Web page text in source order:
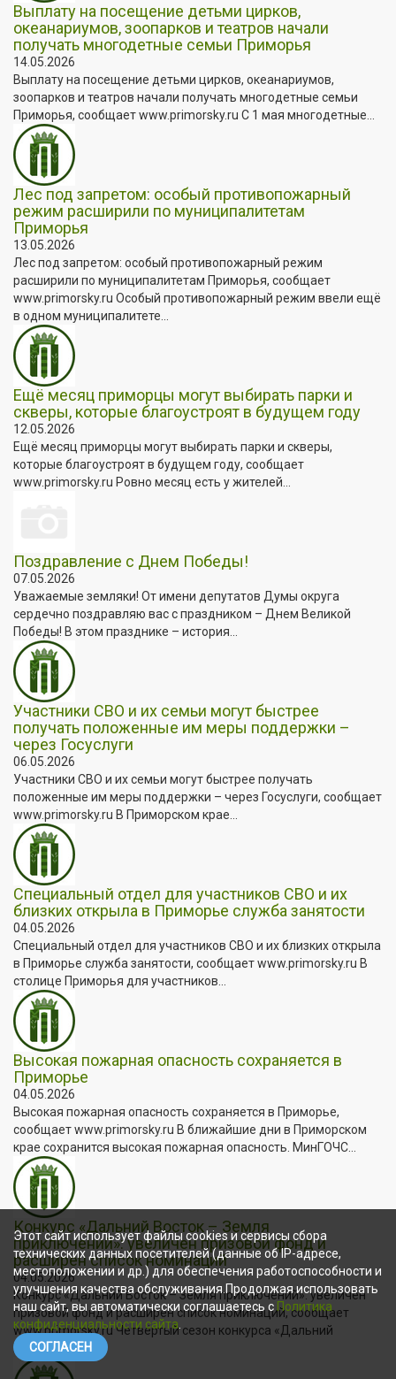
Выплату на посещение детьми цирков,
океанариумов, зоопарков и театров начали
получать многодетные семьи Приморья
14.05.2026
Выплату на посещение детьми цирков, океанариумов,
зоопарков и театров начали получать многодетные семьи
Приморья, сообщает www.primorsky.ru С 1 мая многодетные...
Лес под запретом: особый противопожарный
режим расширили по муниципалитетам
Приморья
13.05.2026
Лес под запретом: особый противопожарный режим
расширили по муниципалитетам Приморья, сообщает
www.primorsky.ru Особый противопожарный режим ввели ещё
в одном муниципалитете...
Ещё месяц приморцы могут выбирать парки и
скверы, которые благоустроят в будущем году
12.05.2026
Ещё месяц приморцы могут выбирать парки и скверы,
которые благоустроят в будущем году, сообщает
www.primorsky.ru Ровно месяц есть у жителей...
Поздравление с Днем Победы!
07.05.2026
Уважаемые земляки! От имени депутатов Думы округа
сердечно поздравляю вас с праздником – Днем Великой
Победы! В этом празднике – история...
Участники СВО и их семьи могут быстрее
получать положенные им меры поддержки –
через Госуслуги
06.05.2026
Участники СВО и их семьи могут быстрее получать
положенные им меры поддержки – через Госуслуги, сообщает
www.primorsky.ru В Приморском крае...
Специальный отдел для участников СВО и их
близких открыла в Приморье служба занятости
04.05.2026
Специальный отдел для участников СВО и их близких открыла
в Приморье служба занятости, сообщает www.primorsky.ru В
столице Приморья для участников...
Высокая пожарная опасность сохраняется в
Приморье
04.05.2026
Высокая пожарная опасность сохраняется в Приморье,
сообщает www.primorsky.ru В ближайшие дни в Приморском
крае сохранится высокая пожарная опасность. МинГОЧС...
Конкурс «Дальний Восток – Земля
приключений»: увеличен призовой фонд и
расширен список номинаций
04.05.2026
Конкурс «Дальний Восток – Земля приключений»: увеличен
призовой фонд и расширен список номинаций, сообщает
www.primorsky.ru Четвёртый сезон конкурса «Дальний
Восток...
Этот сайт использует файлы cookies и сервисы сбора
технических данных посетителей (данные об IP-адресе,
местоположении и др.) для обеспечения работоспособности и
улучшения качества обслуживания.Продолжая использовать
наш сайт, вы автоматически соглашаетесь с Политика
конфиденциальности сайта
СОГЛАСЕН